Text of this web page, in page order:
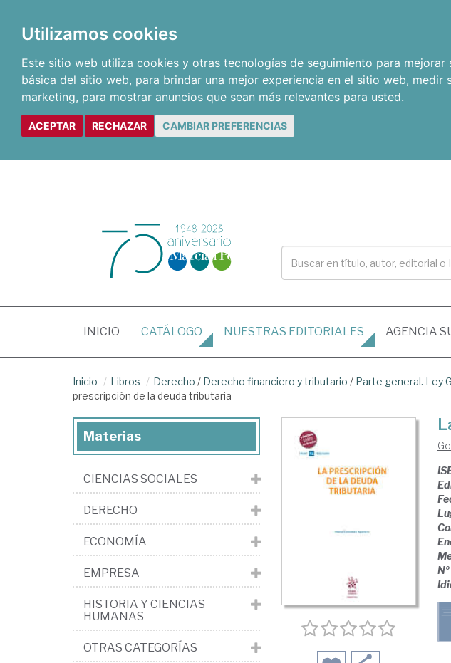
Utilizamos cookies
Este sitio web utiliza cookies y otras tecnologías de seguimiento para
básica del sitio web, para brindar una mejor experiencia en el sitio web, medir
marketing, para mostrar anuncios que sean más relevantes para usted.
ACEPTAR RECHAZAR CAMBIAR PREFERENCIAS
INICIO (CURRENT)
CATÁLOGO NUESTRAS EDITORIALES AGENCIA
Inicio Libros Derecho / Derecho financiero y tributario / Parte general. Ley
prescripción de la deuda tributaria
Materias
CIENCIAS SOCIALES
DERECHO
ECONOMÍA
EMPRESA
HISTORIA Y CIENCIAS
HUMANAS
OTRAS CATEGORÍAS